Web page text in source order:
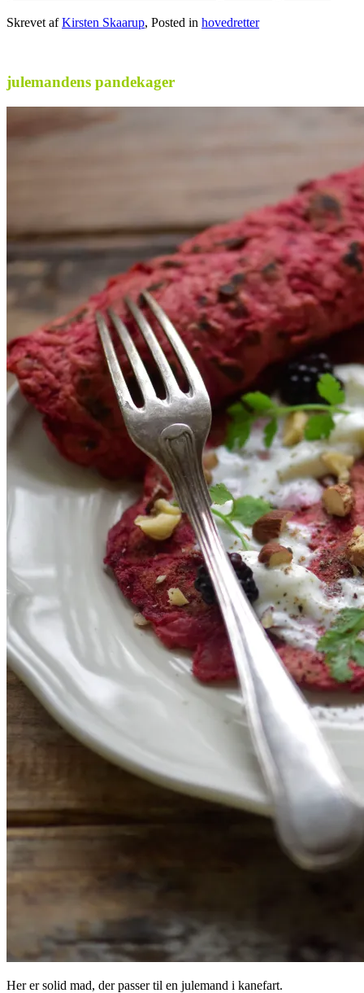
Skrevet afKirsten Skaarup, Posted in hovedretter
julemandens pandekager
Her er solid mad, der passer til en julemand i kanefart.